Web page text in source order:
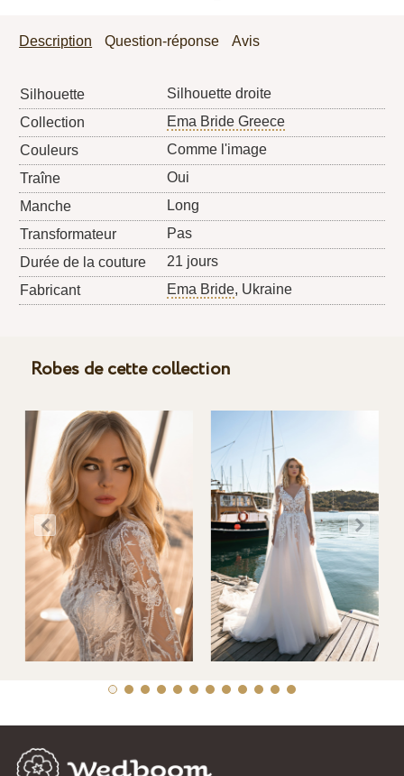
Description Question-réponse Avis
Silhouette
Silhouette droite
Collection
Ema Bride Greece
Couleurs
Comme l'image
Traîne
Oui
Manche
Long
Transformateur
Pas
Durée de la couture
21 jours
Fabricant
Ema Bride, Ukraine
Robes de cette collection